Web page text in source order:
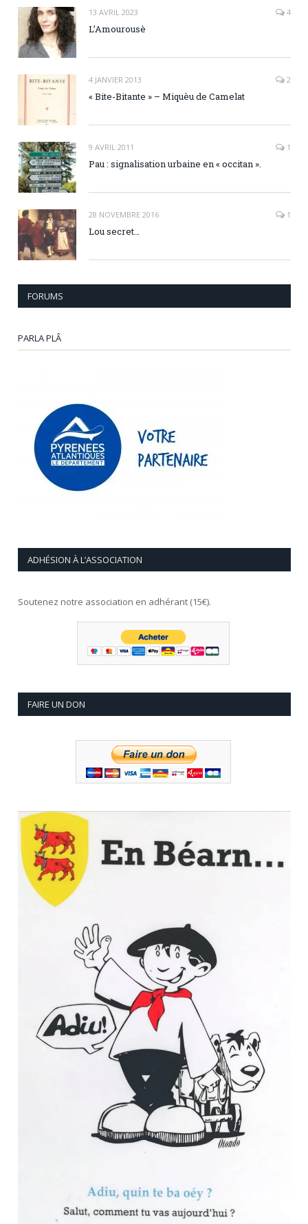
13 AVRIL 2023 4
L’Amourousè
4 JANVIER 2013 2
« Bite-Bitante » – Miquèu de Camelat
9 AVRIL 2011 1
Pau : signalisation urbaine en « occitan ».
28 NOVEMBRE 2016 1
Lou secret…
FORUMS
PARLA PLÂ
ADHÉSION À L’ASSOCIATION
Soutenez notre association en adhérant (15€).
FAIRE UN DON